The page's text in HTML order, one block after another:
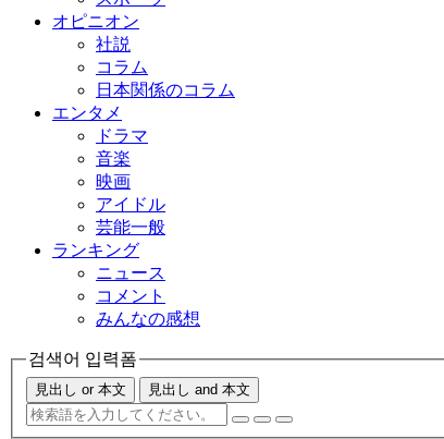
オピニオン
社説
コラム
日本関係のコラム
エンタメ
ドラマ
音楽
映画
アイドル
芸能一般
ランキング
ニュース
コメント
みんなの感想
검색어 입력폼
見出し or 本文 見出し and 本文